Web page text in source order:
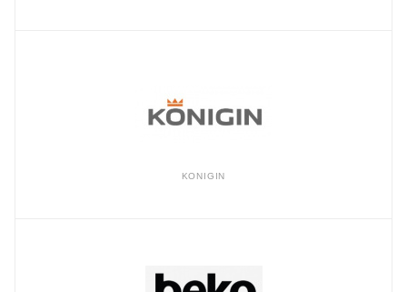
KONIGIN